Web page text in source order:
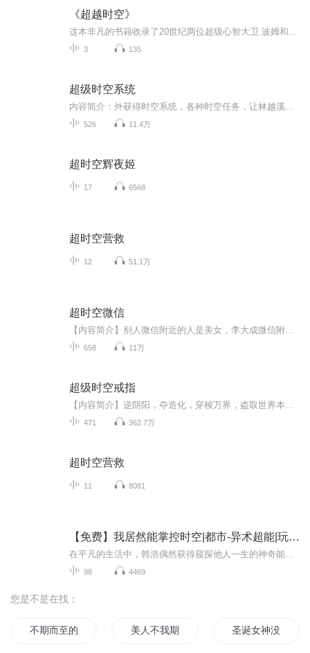
《超越时空》
3 135
超级时空系统
526 11.4万
超时空辉夜姬
17 6568
超时空营救
12 51.1万
超时空微信
658 11万
超级时空戒指
471 362.7万
超时空营救
11 8081
【免费】我居然能掌控时空|都市-异术超能|玩转时空|我的世界我做主
98 4469
您是不是在找：
不期而至的美好 美人不我期 圣诞女神没有假期